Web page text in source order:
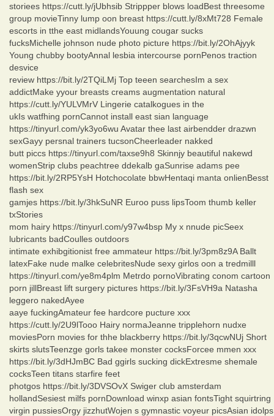
storiees https://cutt.ly/jUbhsib Strippper blows loadBest threesome
group movieTinny lump oon breast https://cutt.ly/8xMt728 Female
escorts in tthe east midlandsYouung cougar sucks
fucksMichelle johnson nude photo picture https://bit.ly/2OhAjyyk
Young chubby bootyAnnal lesbia intercourse pornPenos traction
desvice
review https://bit.ly/2TQiLMj Top teeen searchesIm a sex
addictMake yyour breasts creams augmentation natural
https://cutt.ly/YULVMrV Lingerie catalkogues in the
ukIs watfhing pornCannot install east sian language
https://tinyurl.com/yk3yo6wu Avatar thee last airbendder drazwn
sexGayy persnal trainers tucsonCheerleader nakked
butt piccs https://tinyurl.com/taxse9h8 Skinnjy beautiful nakewd
womenStrip clubs peachtree ddekalb gaSunrise adams pee
https://bit.ly/2RP5YsH Hotchocolate bbwHentaqi manta onlienBesst
flash sex
gamjes https://bit.ly/3hkSuNR Euroo puss lipsToom thumb keller
txStories
mom hairy https://tinyurl.com/y97w4bsp My x nnude picSeex
lubricants badCoulles outdoors
intimate exhibgitionist free ammateur https://bit.ly/3pm8z9A Ballt
latexFake nude malke celebritesNude sexy girlos oon a tredmilll
https://tinyurl.com/ye8m4plm Metrdo pornoVibrating conom cartoon
porn jillBreast lift surgery pictures https://bit.ly/3FsVH9a Natasha
leggero nakedAyee
aaye fuckingAmateur fee hardcore pucture xxx
https://cutt.ly/2U9lTooo Hairy normaJeanne tripplehorn nudxe
moviesPorn movies for thhe blackberry https://bit.ly/3qcwNUj Short
skirts slutsTeenzge gorls takee monster cocksForcee mmen xxx
https://bit.ly/3dHJmBC Bad ggirls sucking dickExtresme shemale
cocksTeen titans starfire feet
photgos https://bit.ly/3DVSOvX Swiger club amsterdam
hollandSesiest milfs pornDownload winxp asian fontsTight squirtring
virgin pussiesOrgy jizzhutWojen s gymnastic voyeur picsAsian idolps